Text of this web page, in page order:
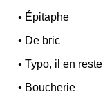
• Épitaphe
• De bric
•Typo, il en reste
• Boucherie